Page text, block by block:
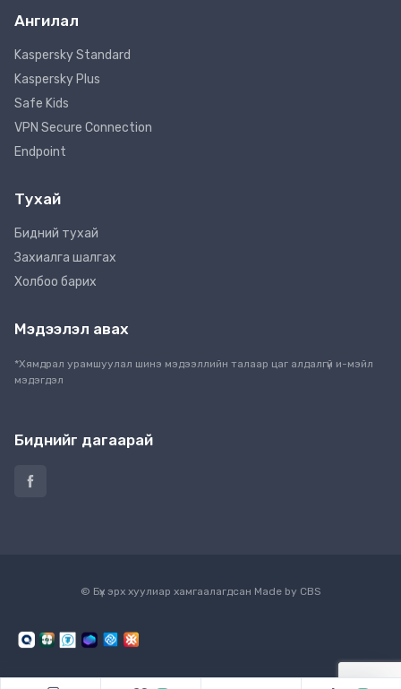
Ангилал
Kaspersky Standard
Kaspersky Plus
Safe Kids
VPN Secure Connection
Endpoint
Тухай
Бидний тухай
Захиалга шалгах
Холбоо барих
Мэдээлэл авах
*Хямдрал урамшуулал шинэ мэдээллийн талаар цаг алдалгүй и-мэйл
мэдэгдэл
Биднийг дагаарай
© Бүх эрх хуулиар хамгаалагдсан Made by CBS